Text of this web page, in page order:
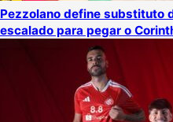
Pezzolano define substituto
escalado para pegar o